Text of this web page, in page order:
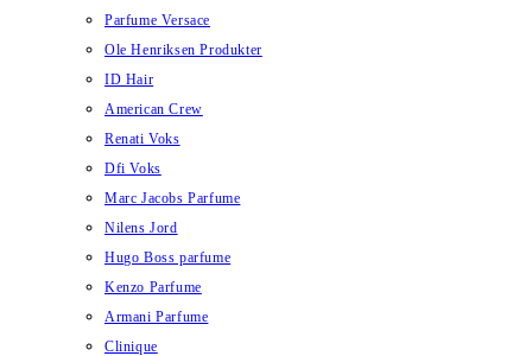
Parfume Versace
Ole Henriksen Produkter
ID Hair
American Crew
Renati Voks
Dfi Voks
Marc Jacobs Parfume
Nilens Jord
Hugo Boss parfume
Kenzo Parfume
Armani Parfume
Clinique